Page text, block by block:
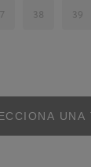
38 39
UNA